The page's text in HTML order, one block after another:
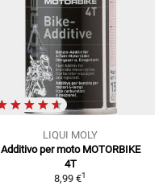
LIQUI MOLY
Additivo per moto MOTORBIKE
4T
8,99 €1